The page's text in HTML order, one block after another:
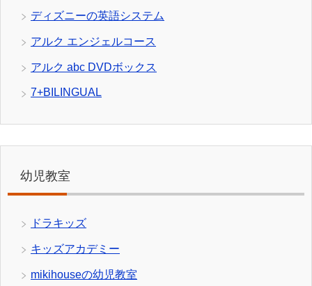
ディズニーの英語システム
アルク エンジェルコース
アルク abc DVDボックス
7+BILINGUAL
幼児教室
ドラキッズ
キッズアカデミー
mikihouseの幼児教室